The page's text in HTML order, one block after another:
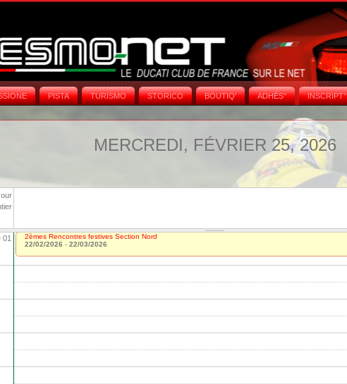
PISTA TURISMO STORICO BOUTIQ' ADHÉS° INSCRIPT°
MERCREDI, FÉVRIER 25, 2026
01
2èmes Rencontres festives Section Nord
22/02/2026 -22/03/2026